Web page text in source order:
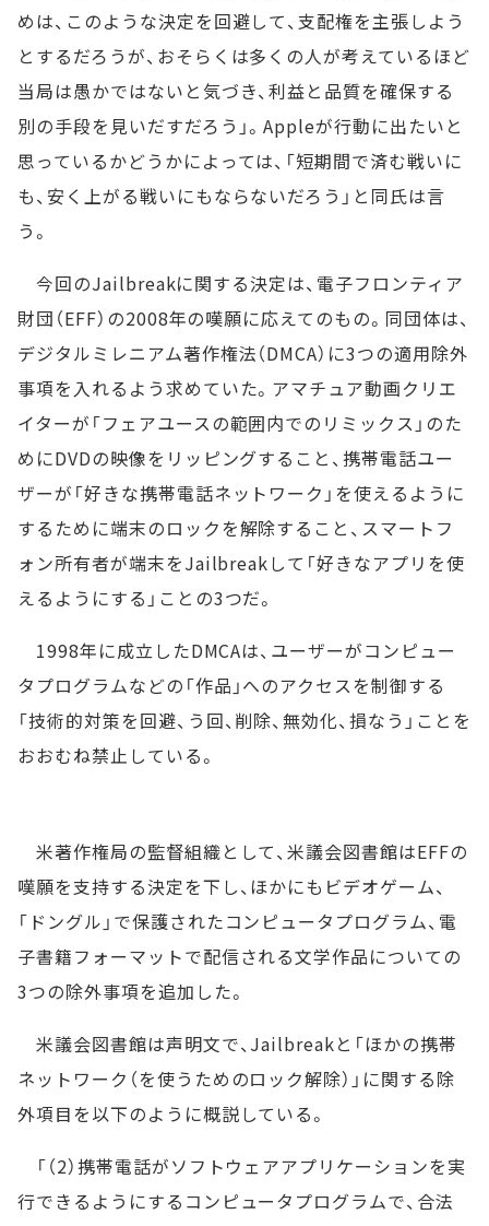
めは、このような決定を回避して、支配権を主張しよう
とするだろうが、おそらくは多くの人が考えているほど
当局は愚かではないと気づき、利益と品質を確保する
別の手段を見いだすだろう」。Appleが行動に出たいと
思っているかどうかによっては、「短期間で済む戦いに
も、安く上がる戦いにもならないだろう」と同氏は言
う。
今回のJailbreakに関する決定は、電子フロンティア
財団（EFF）の2008年の嘆願に応えてのもの。同団体は、
デジタルミレニアム著作権法（DMCA）に3つの適用除外
事項を入れるよう求めていた。アマチュア動画クリエ
イターが「フェアユースの範囲内でのリミックス」のた
めにDVDの映像をリッピングすること、携帯電話ユー
ザーが「好きな携帯電話ネットワーク」を使えるように
するために端末のロックを解除すること、スマートフ
ォン所有者が端末をJailbreakして「好きなアプリを使
えるようにする」ことの3つだ。
1998年に成立したDMCAは、ユーザーがコンピュー
タプログラムなどの「作品」へのアクセスを制御する
「技術的対策を回避、う回、削除、無効化、損なう」ことを
おおむね禁止している。
米著作権局の監督組織として、米議会図書館はEFFの
嘆願を支持する決定を下し、ほかにもビデオゲーム、
「ドングル」で保護されたコンピュータプログラム、電
子書籍フォーマットで配信される文学作品についての
3つの除外事項を追加した。
米議会図書館は声明文で、Jailbreakと「ほかの携帯
ネットワーク（を使うためのロック解除）」に関する除
外項目を以下のように概説している。
「（2）携帯電話がソフトウェアアプリケーションを実
行できるようにするコンピュータプログラムで、合法